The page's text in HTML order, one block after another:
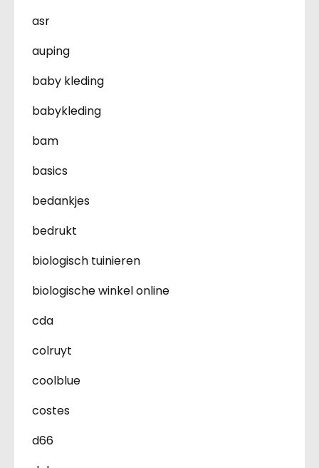
asr
auping
baby kleding
babykleding
bam
basics
bedankjes
bedrukt
biologisch tuinieren
biologische winkel online
cda
colruyt
coolblue
costes
d66